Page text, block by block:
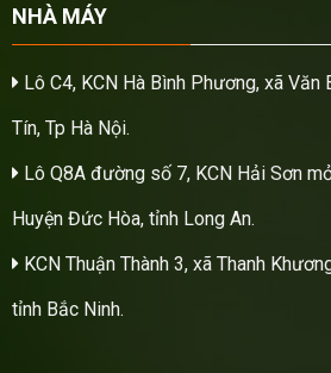
NHÀ MÁY
Lô C4, KCN Hà Bình Phương, xã Văn
Tín, Tp Hà Nội.
Lô Q8A đường số 7, KCN Hải Sơn
Huyện Đức Hòa, tỉnh Long An.
KCN Thuận Thành 3, xã Thanh
tỉnh Bắc Ninh.